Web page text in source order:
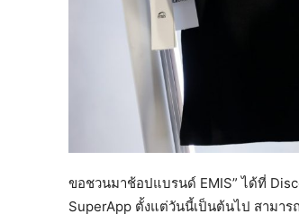
ขอชวนมาช้อปแบรนด์ EMIS” ได้ที่
SuperApp ตั้งแต่วันนี้เป็นต้นไป สามา